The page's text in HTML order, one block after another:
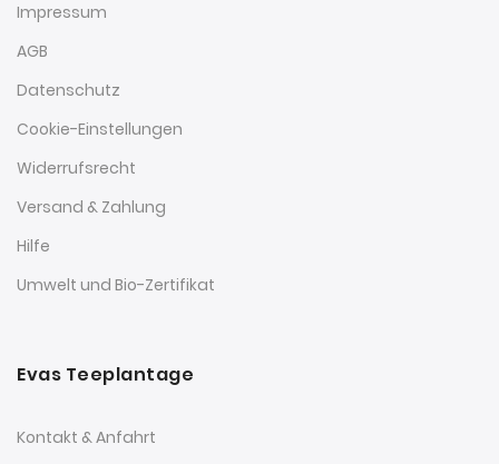
Impressum
AGB
Datenschutz
Cookie-Einstellungen
Widerrufsrecht
Versand & Zahlung
Hilfe
Umwelt und Bio-Zertifikat
Evas Teeplantage
Kontakt & Anfahrt